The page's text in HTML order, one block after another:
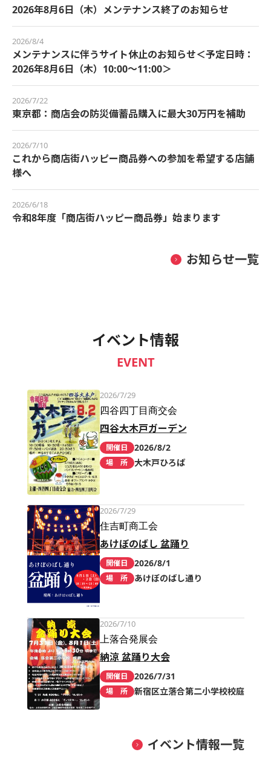
2026年8月6日（木）メンテナンス終了のお知らせ
2026/8/4
メンテナンスに伴うサイト休止のお知らせ＜予定日時：
2026年8月6日（木）10:00～11:00＞
2026/7/22
東京都：商店会の防災備蓄品購入に最大30万円を補助
2026/7/10
これから商店街ハッピー商品券への参加を希望する店舗
様へ
2026/6/18
令和8年度「商店街ハッピー商品券」始まります
お知らせ一覧
イベント情報
EVENT
2026/7/29
四谷四丁目商交会
四谷大木戸ガーデン
開催日 2026/8/2
場 所 大木戸ひろば
2026/7/29
住吉町商工会
あけぼのばし 盆踊り
開催日 2026/8/1
場 所 あけぼのばし通り
2026/7/10
上落合発展会
納涼 盆踊り大会
開催日 2026/7/31
場 所 新宿区立落合第二小学校校庭
イベント情報一覧